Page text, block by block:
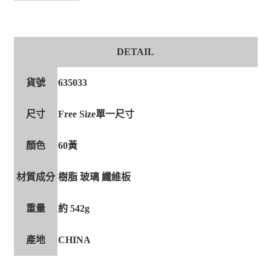
DETAIL
貨號 635033
尺寸 Free Size單一尺寸
顏色 60黃
材質成分 樹脂 玻璃 纖維板
重量 約 542g
產地 CHINA